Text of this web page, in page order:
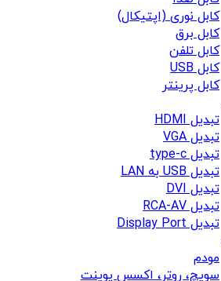
کابل نوری (اپتیکال)
کابل برق
کابل تلفن
کابل USB
کابل پرینتر
تبدیل HDMI
تبدیل VGA
تبدیل type-c
تبدیل USB به LAN
تبدیل DVI
تبدیل RCA-AV
تبدیل Display Port
مودم
سویچ، روتر، اکسس پوینت